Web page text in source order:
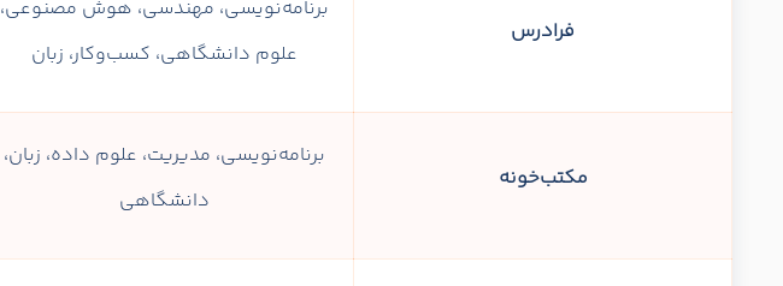
فرادرس
برنامه‌نویسی، مهندسی، هوش مصنوعی،
علوم دانشگاهی، کسب‌وکار، زبان
مکتب‌خونه
برنامه‌نویسی، مدیریت، علوم داده، زبان،
دانشگاهی